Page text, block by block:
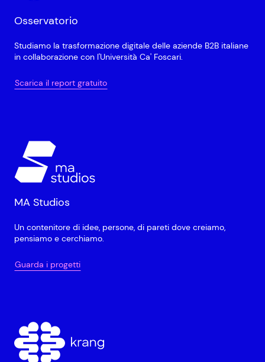
Osservatorio
Studiamo la trasformazione digitale delle aziende B2B italiane
in collaborazione con l'Università Ca' Foscari.
Scarica il report gratuito
MA Studios
Un contenitore di idee, persone, di pareti dove creiamo,
pensiamo e cerchiamo.
Guarda i progetti